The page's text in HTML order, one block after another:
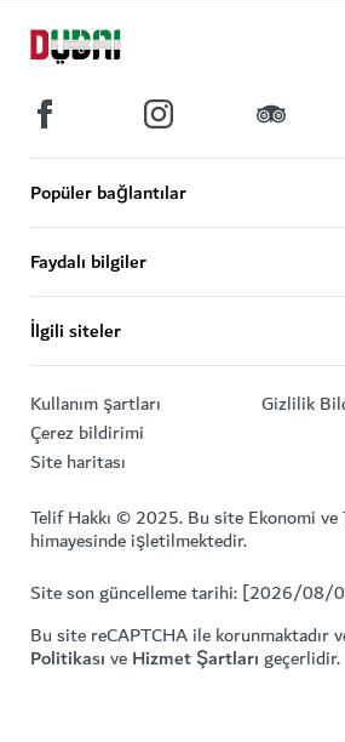
Popüler bağlantılar
Faydalı bilgiler
İlgili siteler
Kullanım şartları
Gizlilik
Çerez bildirimi
Site haritası
Telif Hakkı © 2025. Bu site Ekonomi ve
himayesinde işletilmektedir.
Site son güncelleme tarihi: [2026/08/
Bu site reCAPTCHA ile korunmaktadır
PolitikasıveHizmet Şartlarıgeçerlidir.